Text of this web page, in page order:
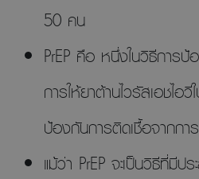
50 คน
PrEP คือ หนึ่งในวิธีการป้
การให้ยาต้านไวรัสเอชไอ
ป้องกันการติดเชื้อจากก
แม้ว่า PrEP จะเป็นวิธีที่มี